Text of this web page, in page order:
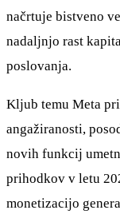
načrtuje bistveno
nadaljnjo rast
poslovanja.
Kljub temu Meta
angažiranosti,
novih funkcij
prihodkov v letu
monetizacijo